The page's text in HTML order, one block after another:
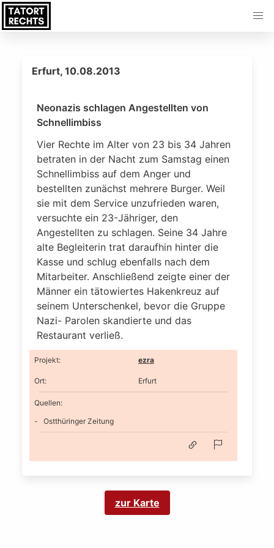
Erfurt, 10.08.2013
Neonazis schlagen Angestellten von
Schnellimbiss
Vier Rechte im Alter von 23 bis 34 Jahren
betraten in der Nacht zum Samstag einen
Schnellimbiss auf dem Anger und
bestellten zunächst mehrere Burger. Weil
sie mit dem Service unzufrieden waren,
versuchte ein 23-Jähriger, den
Angestellten zu schlagen. Seine 34 Jahre
alte Begleiterin trat daraufhin hinter die
Kasse und schlug ebenfalls nach dem
Mitarbeiter. Anschließend zeigte einer der
Männer ein tätowiertes Hakenkreuz auf
seinem Unterschenkel, bevor die Gruppe
Nazi- Parolen skandierte und das
Restaurant verließ.
Projekt: ezra
Ort: Erfurt
Quellen:
Ostthüringer Zeitung
zur Karte